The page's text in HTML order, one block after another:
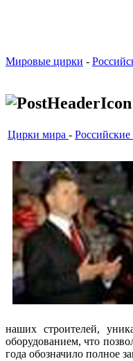
Мировые цирки -
Цирки мира -
наших строителей,
оборудованием, что
года обозначило полное